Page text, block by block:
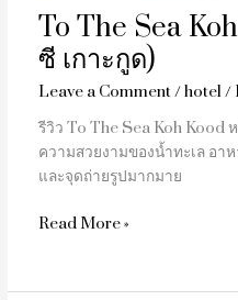
To The Sea
ซี เกาะกูด)
Leave a Comment/hotel/
รีวิว To The Sea Koh Kood
ความสวยงามของน้ำทะเล อา
และจุดถ่ายรูปมากมาย
กูด)
Read More »